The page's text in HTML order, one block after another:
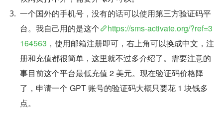
一个国外的手机号，没有的话可以使用第三方验证码平
台。我自己用的是这个
https://sms-activate.org/?ref=3
164563 ，使用邮箱注册即可，右上角可以换成中文，注
册和充值都很简单，这里就不过多介绍了。需要注意的
事目前这个平台最低充值 2 美元。现在验证码价格降
了，申请一个 GPT 账号的验证码大概只要花 1 块钱多
点。